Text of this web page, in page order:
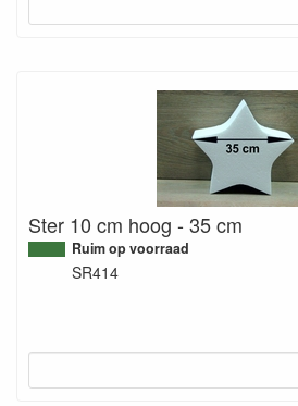
Ster 10 cm hoog - 35 cm
Ruim op voorraad
SR414